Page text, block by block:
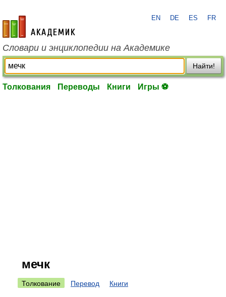
academic.ru
EN DE ES FR
Словари и энциклопедии на Академике
Найти!
Толкования Переводы Книги Игры ⚽
мечк
Толкование Перевод Книги